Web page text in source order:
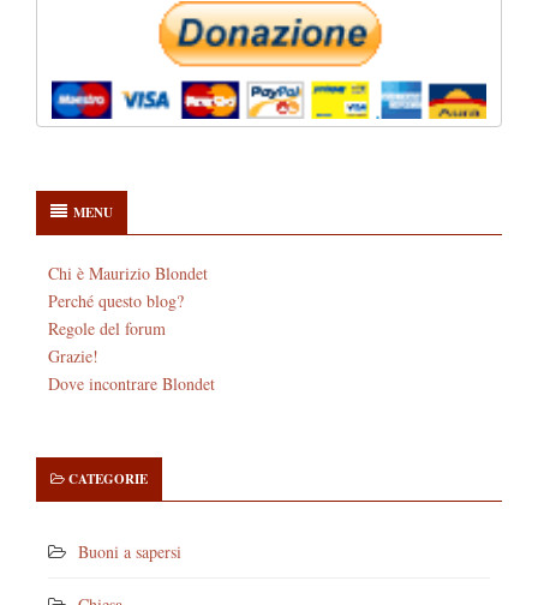
MENU
Chi è Maurizio Blondet
Perché questo blog?
Regole del forum
Grazie!
Dove incontrare Blondet
CATEGORIE
Buoni a sapersi